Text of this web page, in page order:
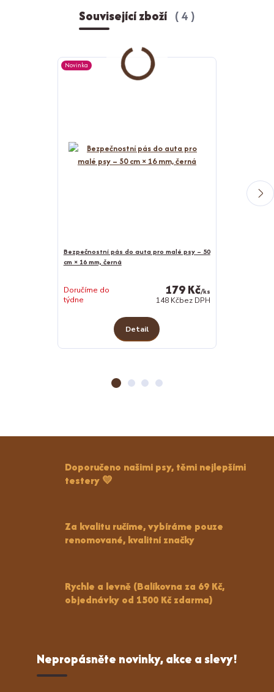
Související zboží 4
Novinka
Bezpečnostní pás do auta pro malé psy – 50
cm × 16 mm, černá
179 Kč/ks
148 Kčbez DPH
Doručíme do
týdne
Detail
Doporučeno našimi psy, těmi nejlepšími
testery 💛
Za kvalitu ručíme, vybíráme pouze
renomované, kvalitní značky
Rychle a levně (Balíkovna za 69 Kč,
objednávky od 1500 Kč zdarma)
Nepropásněte novinky, akce a slevy!